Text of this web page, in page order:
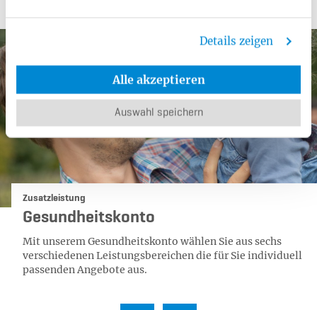
Details zeigen
Alle akzeptieren
Auswahl speichern
Kategorie:
Zusatzleistung
Gesundheitskonto
Mit unserem Gesundheitskonto wählen Sie aus sechs
verschiedenen Leistungsbereichen die für Sie individuell
passenden Angebote aus.